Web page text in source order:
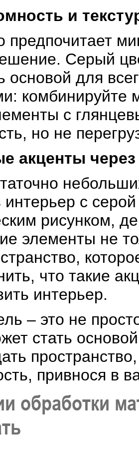
и
предпочитает
Серый
основой для
комбинируйте
с
но не
акценты
с
рисунком,
элементы не
что такие
интерьер.
– это не
стать
привнося в
обработки